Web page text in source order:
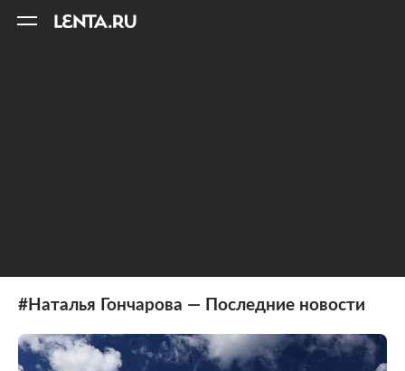
#Наталья Гончарова — Последние новости